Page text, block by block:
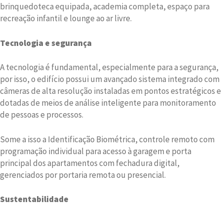
brinquedoteca equipada, academia completa, espaço para
recreação infantil e lounge ao ar livre.
Tecnologia e segurança
A tecnologia é fundamental, especialmente para a segurança,
por isso, o edifício possui um avançado sistema integrado com
câmeras de alta resolução instaladas em pontos estratégicos e
dotadas de meios de análise inteligente para monitoramento
de pessoas e processos.
Some a isso a Identificação Biométrica, controle remoto com
programação individual para acesso à garagem e porta
principal dos apartamentos com fechadura digital,
gerenciados por portaria remota ou presencial.
Sustentabilidade